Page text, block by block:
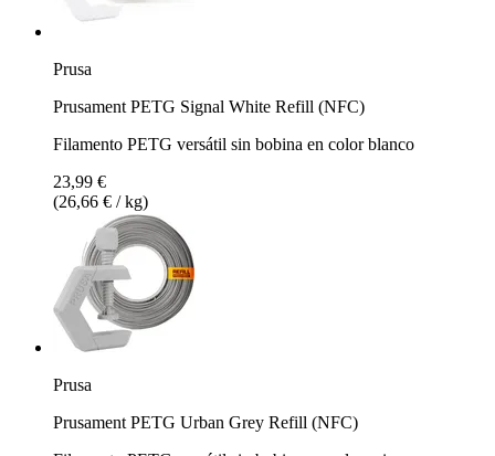
Prusa
Prusament PETG Signal White Refill (NFC)
Filamento PETG versátil sin bobina en color blanco
23,99 €
(26,66 € / kg)
Prusa
Prusament PETG Urban Grey Refill (NFC)